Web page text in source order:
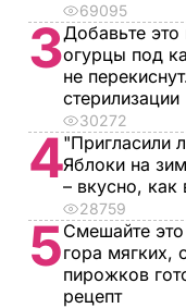
69095
3Добавьте
огурцы под
не
стерилизации
30272
4"Пригласили
Яблоки на
– вкусно, как
28759
5Смешайте
гора мягких,
пирожков
рецепт